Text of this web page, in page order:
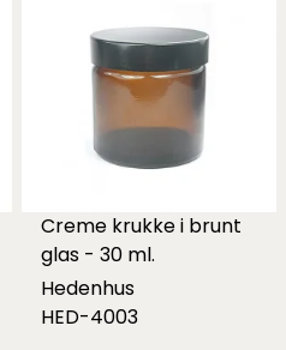
Creme krukke i brunt
glas - 30 ml.
Hedenhus
HED-4003